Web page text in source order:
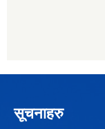
सूचनाहरु